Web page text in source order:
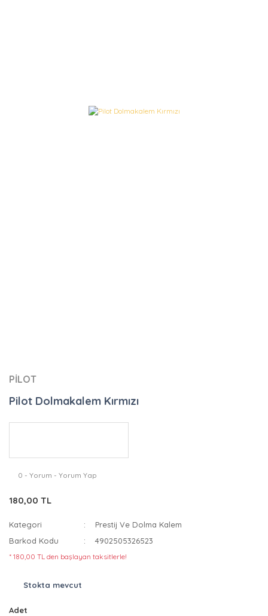
PİLOT
Pilot Dolmakalem Kırmızı
0 - Yorum - Yorum Yap
180,00 TL
Kategori
Prestij Ve Dolma Kalem
Barkod Kodu
4902505326523
* 180,00 TL den başlayan taksitlerle!
Stokta mevcut
Adet